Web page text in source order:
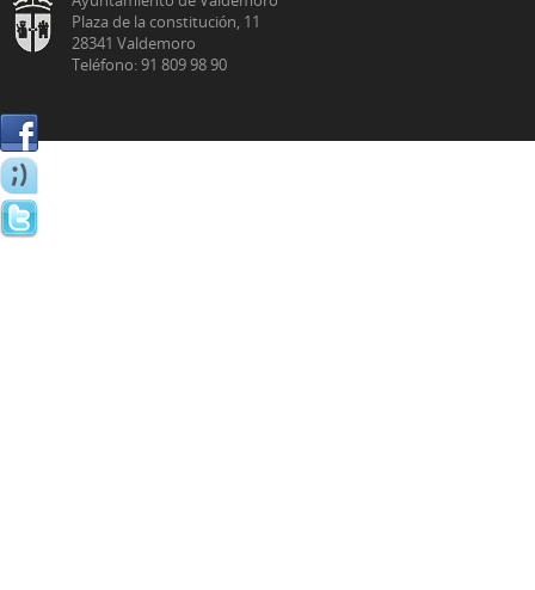
Plaza de la constitución, 11
28341 Valdemoro
Teléfono: 91 809 98 90